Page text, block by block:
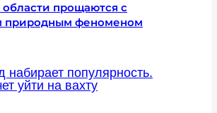
прощаются с
природным феноменом